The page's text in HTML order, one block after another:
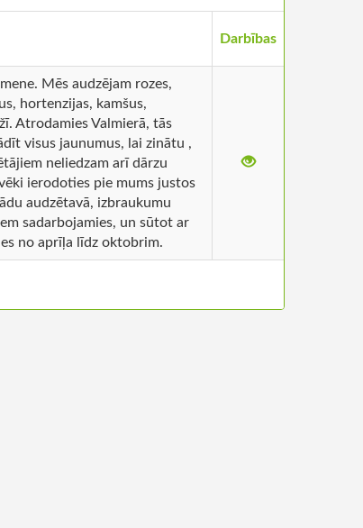
Darbības
Mēs audzējam rozes,
hortenzijas, kamšus,
Atrodamies Valmierā, tās
visus jaunumus, lai zinātu ,
neliedzam arī dārzu
ierodoties pie mums justos
audzētavā, izbraukumu
sadarbojamies, un sūtot ar
no aprīļa līdz oktobrim.